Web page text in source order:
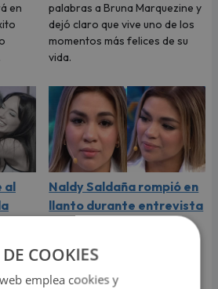
en
palabras a Bruna Marquezine y
dejó claro que vive uno de los
momentos más felices de su
vida.
al
a
Naldy Saldaña rompió en
llanto durante entrevista
Tras denunciar al director
musical de La Bella Luz, Naldy
COOKIES
emplea cookies y